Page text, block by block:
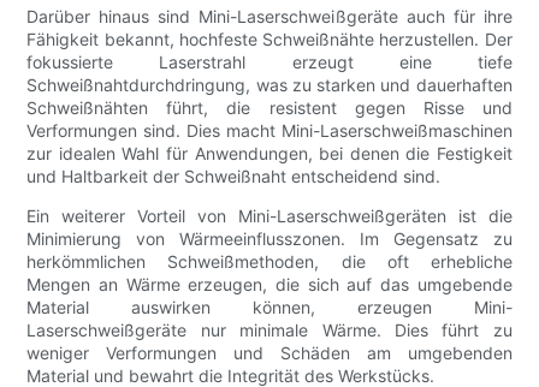
Darüber hinaus sind Mini-Laserschweißgeräte auch für ihre
Fähigkeit bekannt, hochfeste Schweißnähte herzustellen. Der
fokussierte Laserstrahl erzeugt eine tiefe
Schweißnahtdurchdringung, was zu starken und dauerhaften
Schweißnähten führt, die resistent gegen Risse und
Verformungen sind. Dies macht Mini-Laserschweißmaschinen
zur idealen Wahl für Anwendungen, bei denen die Festigkeit
und Haltbarkeit der Schweißnaht entscheidend sind.
Ein weiterer Vorteil von Mini-Laserschweißgeräten ist die
Minimierung von Wärmeeinflusszonen. Im Gegensatz zu
herkömmlichen Schweißmethoden, die oft erhebliche
Mengen an Wärme erzeugen, die sich auf das umgebende
Material auswirken können, erzeugen Mini-
Laserschweißgeräte nur minimale Wärme. Dies führt zu
weniger Verformungen und Schäden am umgebenden
Material und bewahrt die Integrität des Werkstücks.